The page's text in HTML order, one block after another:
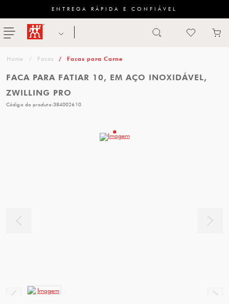
ENTREGA RÁPIDA E CONFIÁVEL
menu ZWILLING
categoria
Facas Facas para Carne
FACA PARA FATIAR 10, EM AÇO INOXIDÁVEL,
ZWILLING PRO
Código do produto:384002610